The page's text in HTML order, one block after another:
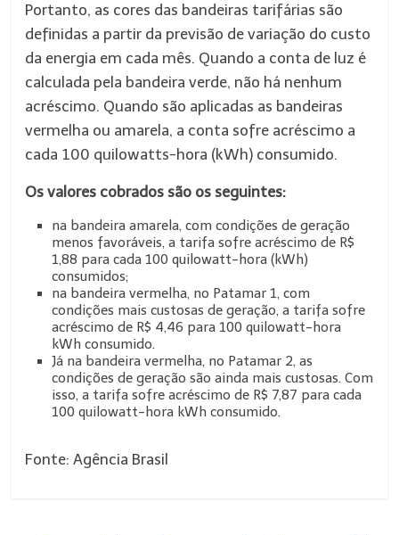
Portanto, as cores das bandeiras tarifárias são
definidas a partir da previsão de variação do custo
da energia em cada mês. Quando a conta de luz é
calculada pela bandeira verde, não há nenhum
acréscimo. Quando são aplicadas as bandeiras
vermelha ou amarela, a conta sofre acréscimo a
cada 100 quilowatts-hora (kWh) consumido.
Os valores cobrados são os seguintes:
na bandeira amarela, com condições de geração
menos favoráveis, a tarifa sofre acréscimo de R$
1,88 para cada 100 quilowatt-hora (kWh)
consumidos;
na bandeira vermelha, no Patamar 1, com
condições mais custosas de geração, a tarifa sofre
acréscimo de R$ 4,46 para 100 quilowatt-hora
kWh consumido.
Já na bandeira vermelha, no Patamar 2, as
condições de geração são ainda mais custosas. Com
isso, a tarifa sofre acréscimo de R$ 7,87 para cada
100 quilowatt-hora kWh consumido.
Fonte: Agência Brasil